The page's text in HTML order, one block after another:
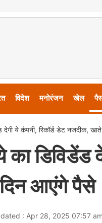
विदेश मनोरंजन खेल
ये कंपनी, रिकॉर्ड डेट नजदीक,
डिविडेंड
आएंगे पैसे
: Apr 28, 2025 07:57